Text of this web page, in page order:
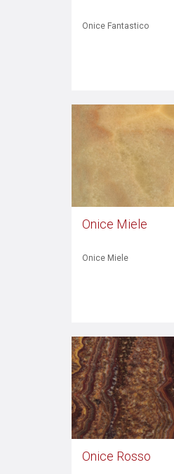
Onice Fantastico
Onice Miele
Onice Miele
Onice Rosso